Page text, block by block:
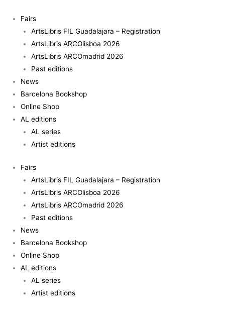
content
Fairs
ArtsLibris FIL Guadalajara – Registration
ArtsLibris ARCOlisboa 2026
ArtsLibris ARCOmadrid 2026
Past editions
News
Barcelona Bookshop
Online Shop
AL editions
AL series
Artist editions
Fairs
ArtsLibris FIL Guadalajara – Registration
ArtsLibris ARCOlisboa 2026
ArtsLibris ARCOmadrid 2026
Past editions
News
Barcelona Bookshop
Online Shop
AL editions
AL series
Artist editions
arquitectura
quantity